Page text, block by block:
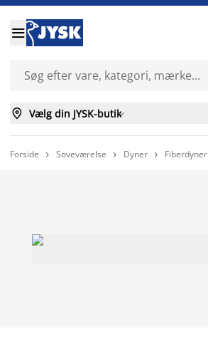

 Vælg din JYSK-butik
Forside  Soveværelse  Dyner  Fiberdyner